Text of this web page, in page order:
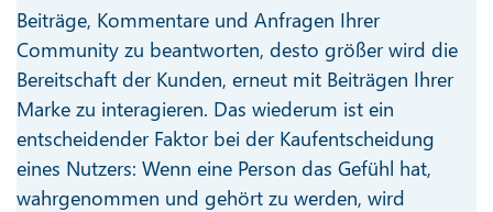
Beiträge, Kommentare und Anfragen Ihrer
Community zu beantworten, desto größer wird die
Bereitschaft der Kunden, erneut mit Beiträgen Ihrer
Marke zu interagieren. Das wiederum ist ein
entscheidender Faktor bei der Kaufentscheidung
eines Nutzers: Wenn eine Person das Gefühl hat,
wahrgenommen und gehört zu werden, wird